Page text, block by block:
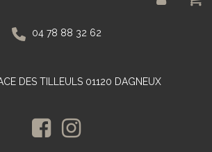
04 78 88 32 62
DES TILLEULS 01120 DAGNEUX